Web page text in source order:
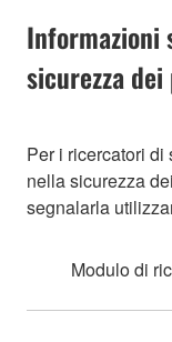
Informazioni
sicurezza
Per i ricercatori
nella sicurezza
segnalarla
Modulo di